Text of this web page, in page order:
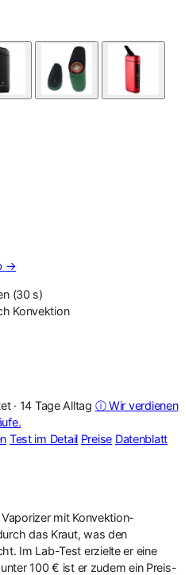
→
(30 s)
Konvektion
· 14 Tage Alltag ⓘ Wir verdienen
Test im Detail Preise Datenblatt
mit Konvektion-
das Kraut, was den
Im Lab-Test erzielte er eine
100 € ist er zudem ein Preis-